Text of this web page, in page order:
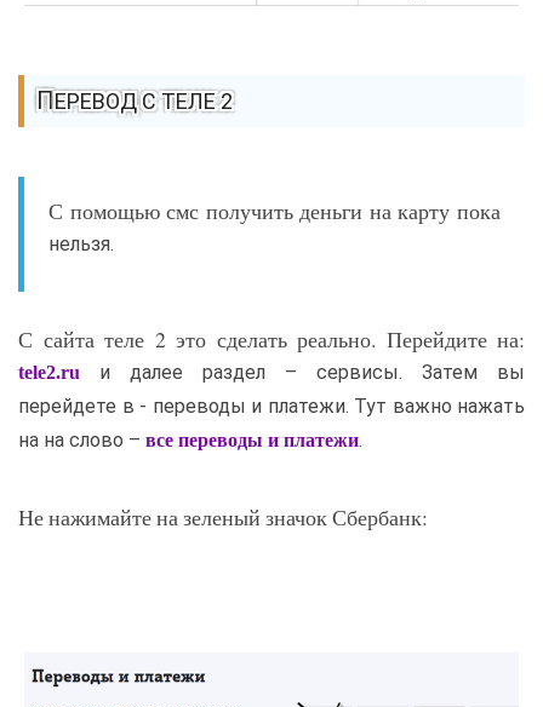
ПЕРЕВОД С ТЕЛЕ 2
С помощью смс получить деньги на карту пока
нельзя.
С сайта теле 2 это сделать реально. Перейдите на:
tele2.ru
и далее раздел – сервисы. Затем вы
перейдете в - переводы и платежи. Тут важно нажать
на на слово – все переводы и платежи.
Не нажимайте на зеленый значок Сбербанк: